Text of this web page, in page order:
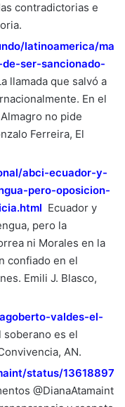
contradictorias e
latinoamerica/ma
ser-sancionado-
llamada que salvó a
En el
no pide
Ferreira, El
abci-ecuador-y-
pero-oposicion-
Ecuador y
pero la
ni Morales en la
confiado en el
Emili J. Blasco,
valdes-el-
soberano es el
AN.
status/13618897
@DianaAtamaint